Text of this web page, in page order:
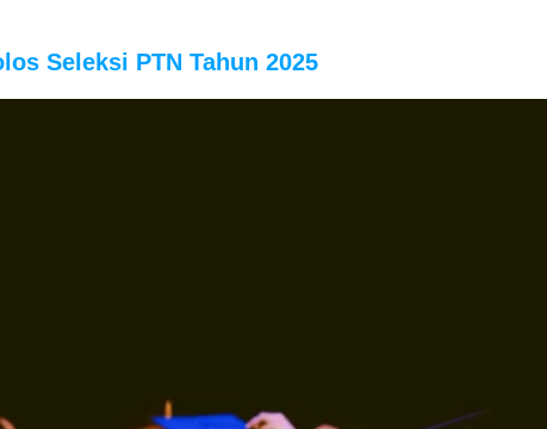
Seleksi PTN Tahun 2025